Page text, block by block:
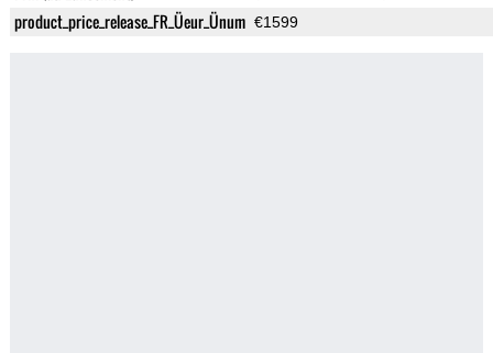
product_price_release_FR_Üeur_Ünum €1599